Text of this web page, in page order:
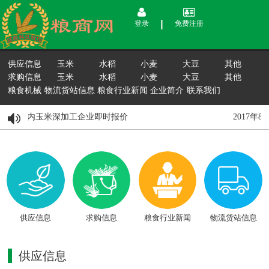
登录 免费注册
供应信息 玉米 水稻 小麦 大豆
其他
求购信息
玉米 水稻 小麦 大豆
其他
粮食机械 物流货站信息 粮食行业新闻 企业简介 联系我们
日国内玉米深加工企业即时报价 2017年8
供应信息 求购信息 粮食行业新闻 物流货站信息
供应信息